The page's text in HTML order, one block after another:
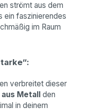
strömt aus dem
ein faszinierendes
im Raum
verbreitet dieser
Metall
den
in deinem